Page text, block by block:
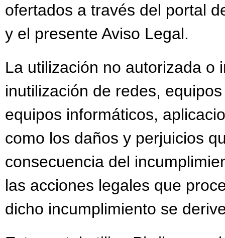
RÓTULO
VIDEO ESCUELA DE
MATRICULACIÓN EN
MATRICULACIÓN
ofertados a través del portal
y el presente Aviso Legal.
La utilización no autorizada o
inutilización de redes,
equipos informáticos,
como los daños y perjuicios
consecuencia del
las acciones legales que
dicho incumplimiento se